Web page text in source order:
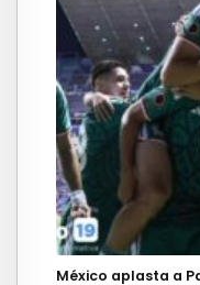
México aplasta a